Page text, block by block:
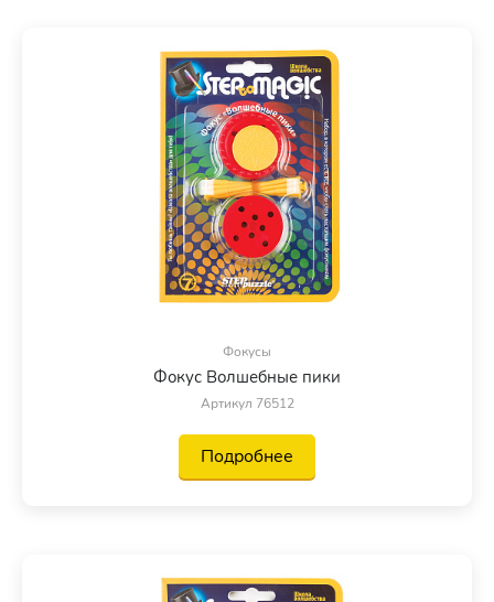
Фокусы
Фокус Волшебные пики
Артикул 76512
Подробнее